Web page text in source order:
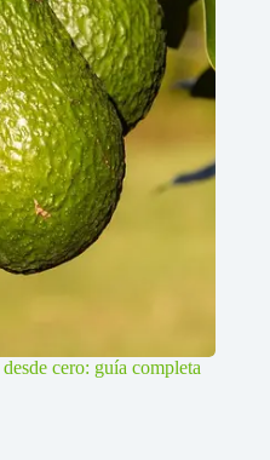
cero: guía completa